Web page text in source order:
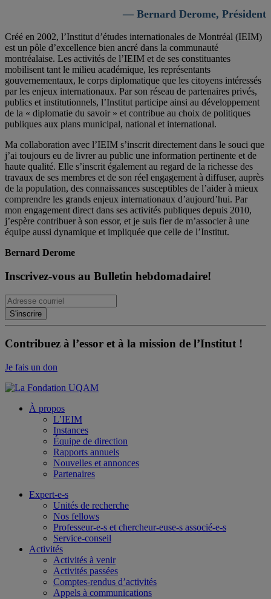
— Bernard Derome, Président
Créé en 2002, l’Institut d’études internationales de Montréal (IEIM)
est un pôle d’excellence bien ancré dans la communauté
montréalaise. Les activités de l’IEIM et de ses constituantes
mobilisent tant le milieu académique, les représentants
gouvernementaux, le corps diplomatique que les citoyens intéressés
par les enjeux internationaux. Par son réseau de partenaires privés,
publics et institutionnels, l’Institut participe ainsi au développement
de la « diplomatie du savoir » et contribue au choix de politiques
publiques aux plans municipal, national et international.
Ma collaboration avec l’IEIM s’inscrit directement dans le souci que
j’ai toujours eu de livrer au public une information pertinente et de
haute qualité. Elle s’inscrit également au regard de la richesse des
travaux de ses membres et de son réel engagement à diffuser, auprès
de la population, des connaissances susceptibles de l’aider à mieux
comprendre les grands enjeux internationaux d’aujourd’hui. Par
mon engagement direct dans ses activités publiques depuis 2010,
j’espère contribuer à son essor, et je suis fier de m’associer à une
équipe aussi dynamique et impliquée que celle de l’Institut.
Bernard Derome
Inscrivez-vous au Bulletin hebdomadaire!
Contribuez à l’essor et à la mission de l’Institut !
Je fais un don
À propos
L’IEIM
Instances
Équipe de direction
Rapports annuels
Nouvelles et annonces
Partenaires
Expert-e-s
Unités de recherche
Nos fellows
Professeur-e-s et chercheur-euse-s associé-e-s
Service-conseil
Activités
Activités à venir
Activités passées
Comptes-rendus d’activités
Appels à communications